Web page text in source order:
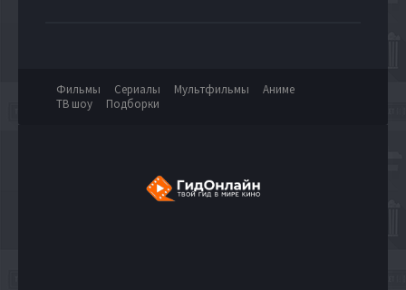
Фильмы Сериалы Мультфильмы
Аниме
ТВ шоу
Подборки